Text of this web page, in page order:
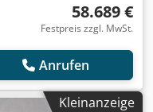
58.689 €
Festpreis zzgl. MwSt.
Anrufen
Kleinanzeige